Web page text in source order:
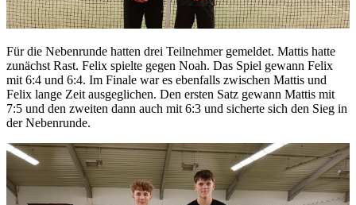
Für die Nebenrunde hatten drei Teilnehmer gemeldet. Mattis hatte
zunächst Rast. Felix spielte gegen Noah. Das Spiel gewann Felix
mit 6:4 und 6:4. Im Finale war es ebenfalls zwischen Mattis und
Felix lange Zeit ausgeglichen. Den ersten Satz gewann Mattis mit
7:5 und den zweiten dann auch mit 6:3 und sicherte sich den Sieg in
der Nebenrunde.